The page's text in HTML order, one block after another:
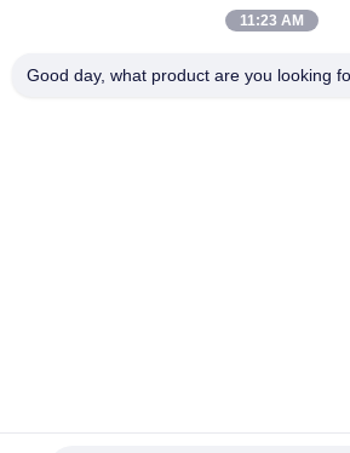
11:23 AM
Good day, what product are you looking